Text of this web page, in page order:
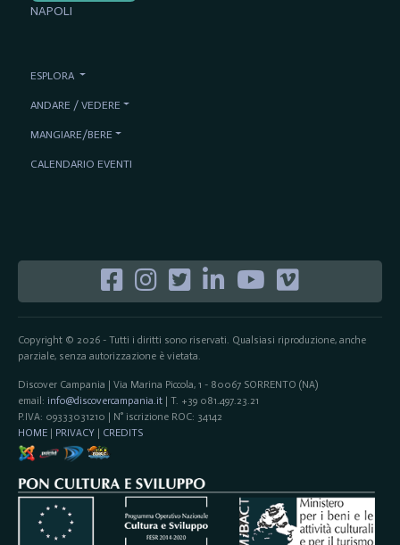
Copyright © 2026 - Tutti i diritti sono riservati. Qualsiasi riproduzione, anche
parziale, senza autorizzazione è vietata.
Discover Campania | Via Marina Piccola, 1 - 80067 SORRENTO (NA)
email: info@discovercampania.it| T. +39 081.497.23.21
P.IVA: 09333031210 | N° iscrizione ROC: 34142
HOME| PRIVACY | CREDITS
NAPOLI
ESPLORA
ANDARE / VEDERE
MANGIARE/BERE
CALENDARIO EVENTI